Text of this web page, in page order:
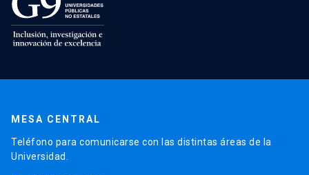
MESA CENTRAL
Teléfono para comunicarse con las distintas áreas de la
Universidad.